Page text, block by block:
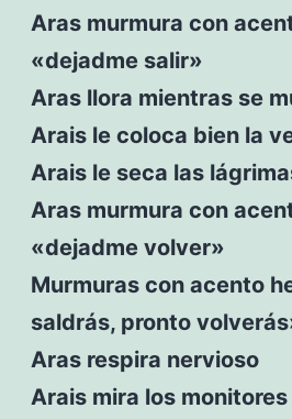
Aras murmura con
«dejadme salir»
Aras llora mientras se
Arais le coloca bien la
Arais le seca las
Aras murmura con
«dejadme volver»
Murmuras con acento
saldrás, pronto
Aras respira nervioso
Arais mira los monitores